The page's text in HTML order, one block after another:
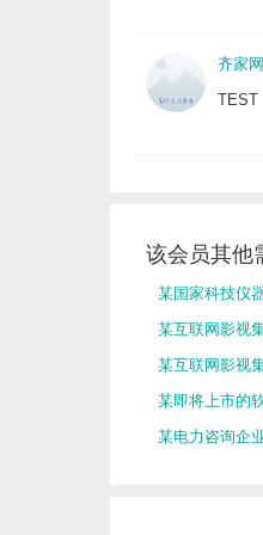
齐家网
TEST
该会员其他
某国家科技仪
某互联网影视
某互联网影视
某即将上市的
某电力咨询企